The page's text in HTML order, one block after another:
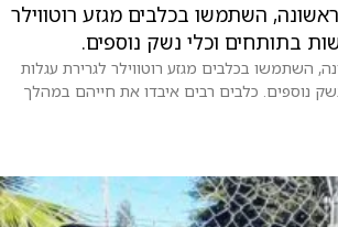
השתמשו בכלבים מגזע רוטווילר
בתותחים וכלי נשק נוספים.
השתמשו בכלבים מגזע רוטווילר לגרירת עגלות
נוספים. כלבים רבים איבדו את חייהם במהלך